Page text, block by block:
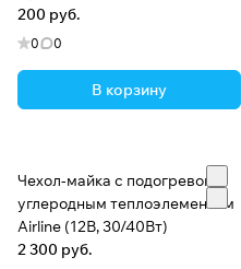
200 руб.
0 0
В корзину
Чехол-майка с подогревом с
углеродным теплоэлементом
Airline (12В, 30/40Вт)
2 300 руб.